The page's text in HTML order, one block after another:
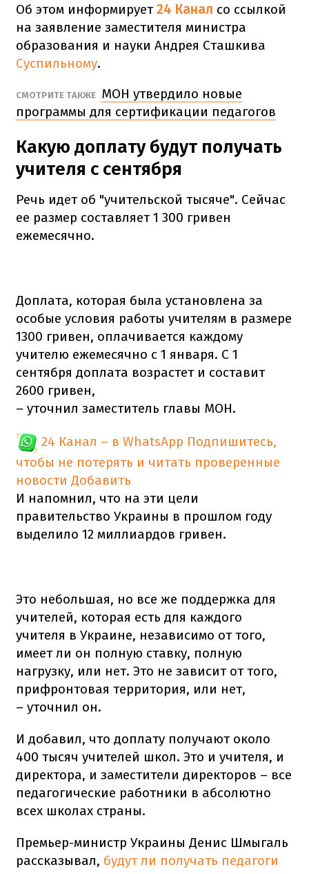
Об этом информирует24 Канал со ссылкой
на заявление заместителя министра
образования и науки Андрея Сташкива
Суспильному.
СМОТРИТЕ ТАКЖЕ МОН утвердило новые
программы для сертификации педагогов
Какую доплату будут получать
учителя с сентября
Речь идет об "учительской тысяче". Сейчас
ее размер составляет 1 300 гривен
ежемесячно.
Доплата, которая была установлена за
особые условия работы учителям в размере
1300 гривен, оплачивается каждому
учителю ежемесячно с 1 января. С 1
сентября доплата возрастет и составит
2600 гривен,
– уточнил заместитель главы МОН.
24 Канал – в WhatsApp Подпишитесь,
чтобы не потерять и читать проверенные
новости Добавить
И напомнил, что на эти цели
правительство Украины в прошлом году
выделило 12 миллиардов гривен.
Это небольшая, но все же поддержка для
учителей, которая есть для каждого
учителя в Украине, независимо от того,
имеет ли он полную ставку, полную
нагрузку, или нет. Это не зависит от того,
прифронтовая территория, или нет,
– уточнил он.
И добавил, что доплату получают около
400 тысяч учителей школ. Это и учителя, и
директора, и заместители директоров – все
педагогические работники в абсолютно
всех школах страны.
Премьер-министр Украины Денис Шмыгаль
рассказывал, будут ли получать педагоги